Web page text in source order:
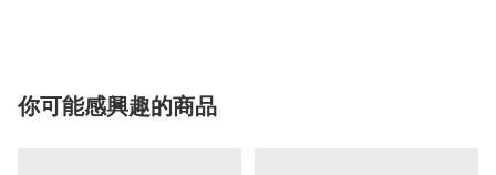
你可能感興趣的商品